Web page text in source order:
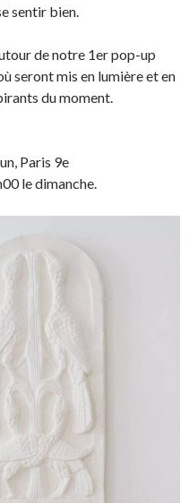
sentir bien.
de notre 1er pop-up
seront mis en lumière et en
du moment.
Paris 9e
le dimanche.